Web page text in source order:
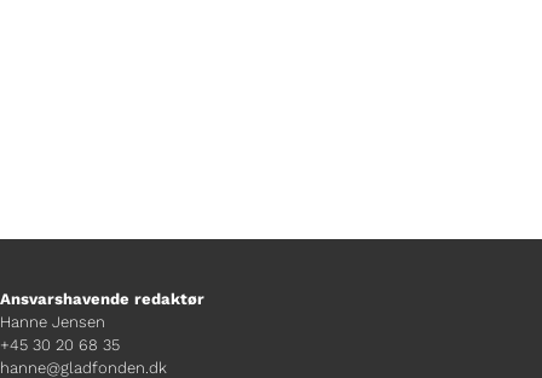
Ansvarshavende redaktør
Hanne Jensen
+45 30 20 68 35
hanne@gladfonden.dk